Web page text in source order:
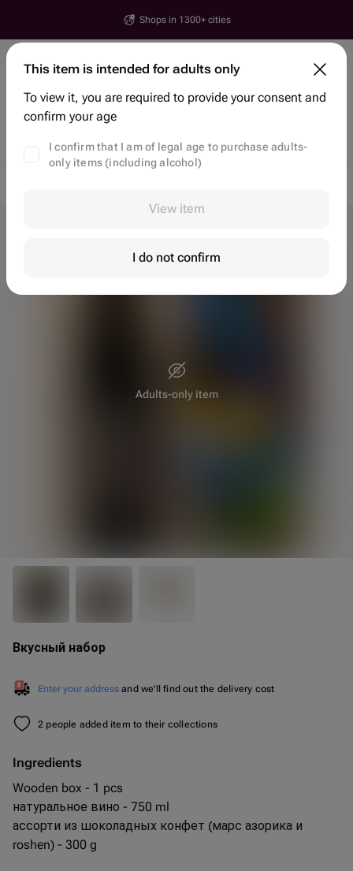
Shops in 1300+ cities
House number, street, city or postcode
Search items and shops
Discounts Trending Flowers Bento Cakes Gift Baskets & Sets
Вкусный набор
Enter your address and we'll find out the delivery cost
2 people added item to their collections
Ingredients
Wooden box - 1 pcs
натуральное вино - 750 ml
ассорти из шоколадных конфет (марс азорика и
roshen) - 300 g
Adults-only item
This item is intended for adults only
To view it, you are required to provide your consent and
confirm your age
I confirm that I am of legal age to purchase adults-
only items (including alcohol)
I do not confirm
View item